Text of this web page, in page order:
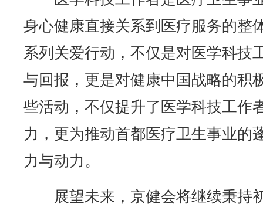
身心健康直接关系到医疗服务的整
系列关爱行动，不仅是对医学科技
与回报，更是对健康中国战略的积
些活动，不仅提升了医学科技工作
力，更为推动首都医疗卫生事业的
力与动力。
展望未来，京健会将继续秉持